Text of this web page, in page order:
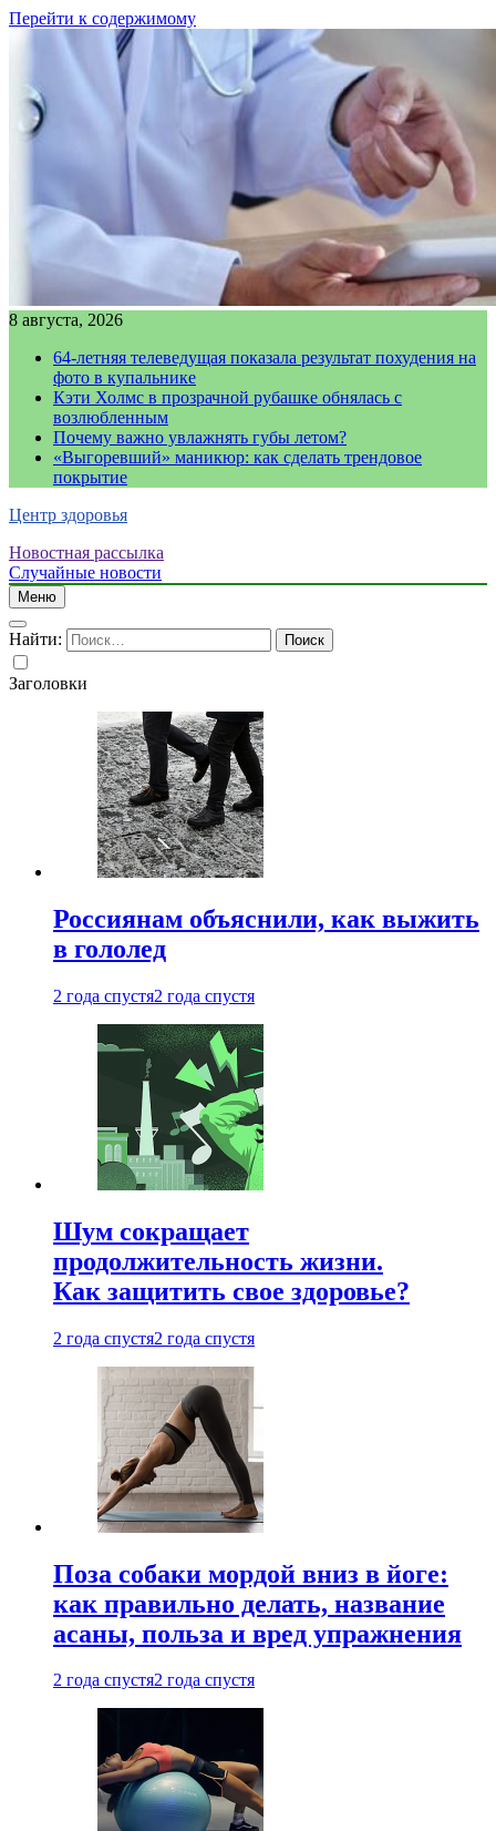
Перейти к содержимому
8 августа, 2026
64-летняя телеведущая показала результат похудения на
фото в купальнике
Кэти Холмс в прозрачной рубашке обнялась с
возлюбленным
Почему важно увлажнять губы летом?
«Выгоревший» маникюр: как сделать трендовое
покрытие
Центр здоровья
Новостная рассылка
Случайные новости
Меню
Найти:
Заголовки
Россиянам объяснили, как выжить
в гололед
2 года спустя2 года спустя
Шум сокращает
продолжительность жизни.
Как защитить свое здоровье?
2 года спустя2 года спустя
Поза собаки мордой вниз в йоге:
как правильно делать, название
асаны, польза и вред упражнения
2 года спустя2 года спустя